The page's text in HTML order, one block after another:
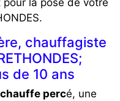
pour la pose de votre
chauffagiste
de 10 ans
percé, une